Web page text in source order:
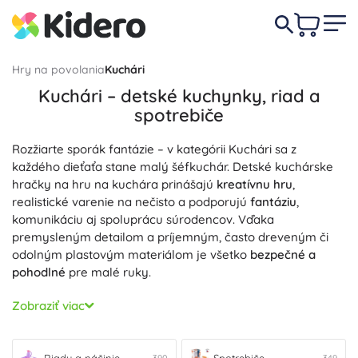
Hry na povolaniaKuchári
Kuchári – detské kuchynky, riad a
spotrebiče
Rozžiarte sporák fantázie – v kategórii Kuchári sa z
každého dieťaťa stane malý šéfkuchár. Detské kuchárske
hračky na hru na kuchára prinášajú kreatívnu hru,
realistické varenie na nečisto a podporujú fantáziu,
komunikáciu aj spoluprácu súrodencov. Vďaka
premysleným detailom a príjemným, často dreveným či
odolným plastovým materiálom je všetko bezpečné a
pohodlné pre malé ruky.
Základom detského varenia sú
rúrou, drezom aj úložnými priestormi a
chýbať
Riad
– hrnce, panvice, taniere a príbory v detskej
Zobraziť viac